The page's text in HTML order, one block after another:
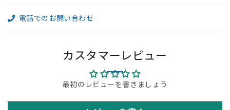
す
す
電話でのお問い合わせ
カスタマーレビュー
最初のレビューを書きましょう